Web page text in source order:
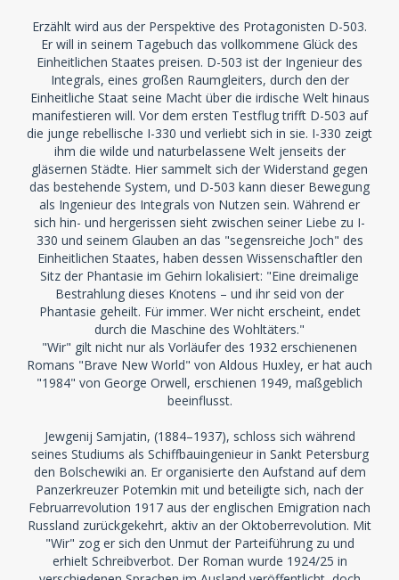
Erzählt wird aus der Perspektive des Protagonisten D-503.
Er will in seinem Tagebuch das vollkommene Glück des
Einheitlichen Staates preisen. D-503 ist der Ingenieur des
Integrals, eines großen Raumgleiters, durch den der
Einheitliche Staat seine Macht über die irdische Welt hinaus
manifestieren will. Vor dem ersten Testflug trifft D-503 auf
die junge rebellische I-330 und verliebt sich in sie. I-330 zeigt
ihm die wilde und naturbelassene Welt jenseits der
gläsernen Städte. Hier sammelt sich der Widerstand gegen
das bestehende System, und D-503 kann dieser Bewegung
als Ingenieur des Integrals von Nutzen sein. Während er
sich hin- und hergerissen sieht zwischen seiner Liebe zu I-
330 und seinem Glauben an das "segensreiche Joch" des
Einheitlichen Staates, haben dessen Wissenschaftler den
Sitz der Phantasie im Gehirn lokalisiert: "Eine dreimalige
Bestrahlung dieses Knotens – und ihr seid von der
Phantasie geheilt. Für immer. Wer nicht erscheint, endet
durch die Maschine des Wohltäters."
"Wir" gilt nicht nur als Vorläufer des 1932 erschienenen
Romans "Brave New World" von Aldous Huxley, er hat auch
"1984" von George Orwell, erschienen 1949, maßgeblich
beeinflusst.
Jewgenij Samjatin, (1884–1937), schloss sich während
seines Studiums als Schiffbauingenieur in Sankt Petersburg
den Bolschewiki an. Er organisierte den Aufstand auf dem
Panzerkreuzer Potemkin mit und beteiligte sich, nach der
Februarrevolution 1917 aus der englischen Emigration nach
Russland zurückgekehrt, aktiv an der Oktoberrevolution. Mit
"Wir" zog er sich den Unmut der Parteiführung zu und
erhielt Schreibverbot. Der Roman wurde 1924/25 in